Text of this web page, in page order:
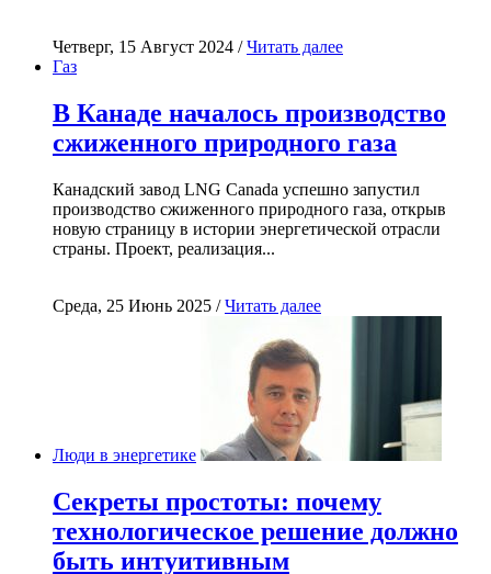
Четверг, 15 Август 2024 /Читать далее
Газ
В Канаде началось производство
сжиженного природного газа
Канадский завод LNG Canada успешно запустил
производство сжиженного природного газа, открыв
новую страницу в истории энергетической отрасли
страны. Проект, реализация...
Среда, 25 Июнь 2025 /Читать далее
Люди в энергетике
Секреты простоты: почему
технологическое решение должно
быть интуитивным